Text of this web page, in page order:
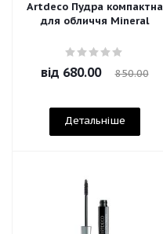
Artdeco Пудра компактна
для обличчя Mineral
від 680.00 850.00
Детальніше